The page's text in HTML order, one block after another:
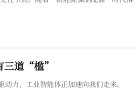
三道“槛”
力，工业智能体正加速向我们走来。